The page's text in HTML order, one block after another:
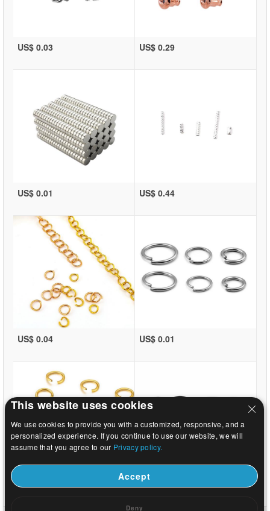
US$ 0.03 US$ 0.29
US$ 0.01 US$ 0.44
US$ 0.04 US$ 0.01
US$ 0.01 US$ 12.24
This website uses cookies
We use cookies to provide you with a customized, responsive, and a
personalized experience. If you continue to use our website, we will
assume that you agree to our Privacy policy.
Accept
Deny